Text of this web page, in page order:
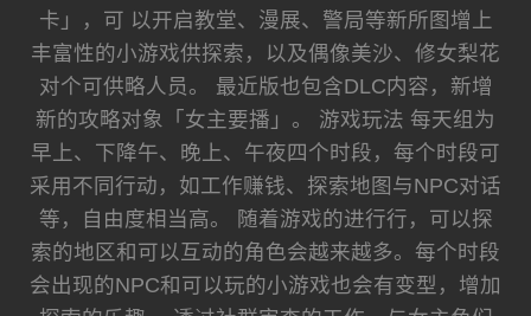
卡」，可 以开启教堂、漫展、警局等新所图增上
丰富性的小游戏供探索，以及偶像美沙、修女梨花
对个可供略人员。 最近版也包含DLC内容，新增
新的攻略对象「女主要播」。 游戏玩法 每天组为
早上、下降午、晚上、午夜四个时段，每个时段可
采用不同行动，如工作赚钱、探索地图与NPC对话
等，自由度相当高。 随着游戏的进行行，可以探
索的地区和可以互动的角色会越来越多。每个时段
会出现的NPC和可以玩的小游戏也会有变型，增加